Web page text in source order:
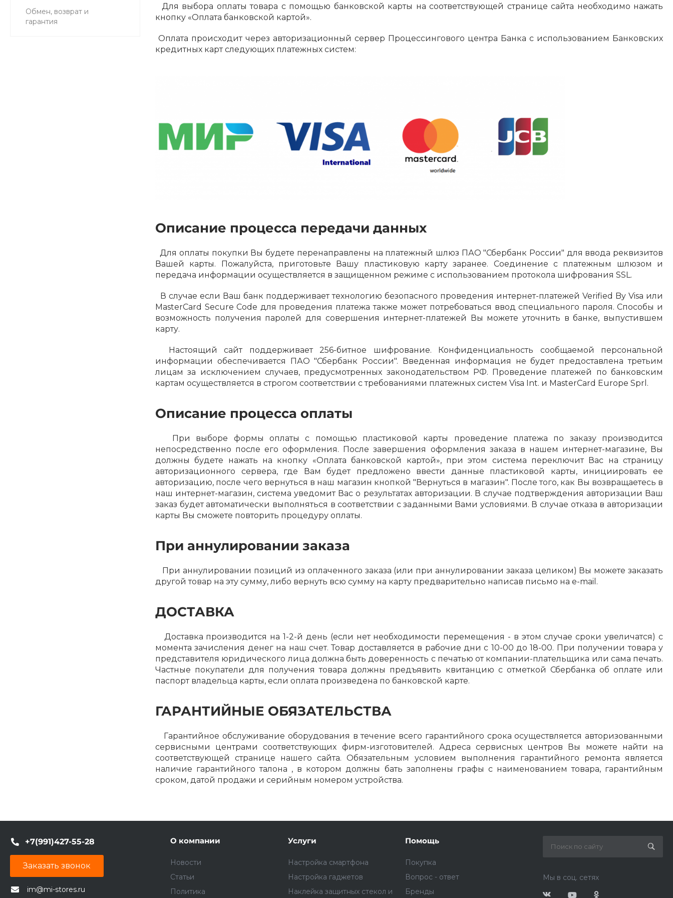
График платежей
Сегодня
25%
Оплачивайте сегодня только
% картой любого банка
Оставшиеся75 % будутсписываться
Подробнееоб оплате Плайтом
25
раз в 2
недели Остались вопросы?
8 800 302-02-51
plait.ru
Обмен, возврат и
гарантия
Для выбора оплаты товара с помощью банковской карты на соответствующей странице сайта необходимо нажать
кнопку «Оплата банковской картой».
Оплата происходит через авторизационный сервер Процессингового центра Банка с использованием Банковских
кредитных карт следующих платежных систем:
Описание процесса передачи данных
Для оплаты покупки Вы будете перенаправлены на платежный шлюз ПАО "Сбербанк России" для ввода реквизитов
Вашей карты. Пожалуйста, приготовьте Вашу пластиковую карту заранее. Соединение с платежным шлюзом и
передача информации осуществляется в защищенном режиме с использованием протокола шифрования SSL.
В случае если Ваш банк поддерживает технологию безопасного проведения интернет-платежей Verified By Visa или
MasterCard Secure Code для проведения платежа также может потребоваться ввод специального пароля. Способы и
возможность получения паролей для совершения интернет-платежей Вы можете уточнить в банке, выпустившем
карту.
Настоящий сайт поддерживает 256-битное шифрование. Конфиденциальность сообщаемой персональной
информации обеспечивается ПАО "Сбербанк России". Введенная информация не будет предоставлена третьим
лицам за исключением случаев, предусмотренных законодательством РФ. Проведение платежей по банковским
картам осуществляется в строгом соответствии с требованиями платежных систем Visa Int. и MasterCard Europe Sprl.
Описание процесса оплаты
При выборе формы оплаты с помощью пластиковой карты проведение платежа по заказу производится
непосредственно после его оформления. После завершения оформления заказа в нашем интернет-магазине, Вы
должны будете нажать на кнопку «Оплата банковской картой», при этом система переключит Вас на страницу
авторизационного сервера, где Вам будет предложено ввести данные пластиковой карты, инициировать ее
авторизацию, после чего вернуться в наш магазин кнопкой "Вернуться в магазин". После того, как Вы возвращаетесь в
наш интернет-магазин, система уведомит Вас о результатах авторизации. В случае подтверждения авторизации Ваш
заказ будет автоматически выполняться в соответствии с заданными Вами условиями. В случае отказа в авторизации
карты Вы сможете повторить процедуру оплаты.
При аннулировании заказа
При аннулировании позиций из оплаченного заказа (или при аннулировании заказа целиком) Вы можете заказать
другой товар на эту сумму, либо вернуть всю сумму на карту предварительно написав письмо на e-mail.
ДОСТАВКА
Доставка производится на 1-2-й день (если нет необходимости перемещения - в этом случае сроки увеличатся) с
момента зачисления денег на наш счет. Товар доставляется в рабочие дни с 10-00 до 18-00. При получении товара у
представителя юридического лица должна быть доверенность с печатью от компании-плательщика или сама печать.
Частные покупатели для получения товара должны предъявить квитанцию с отметкой Сбербанка об оплате или
паспорт владельца карты, если оплата произведена по банковской карте.
ГАРАНТИЙНЫЕ ОБЯЗАТЕЛЬСТВА
Гарантийное обслуживание оборудования в течение всего гарантийного срока осуществляется авторизованными
сервисными центрами соответствующих фирм-изготовителей. Адреса сервисных центров Вы можете найти на
соответствующей странице нашего сайта. Обязательным условием выполнения гарантийного ремонта является
наличие гарантийного талона , в котором должны бать заполнены графы с наименованием товара, гарантийным
сроком, датой продажи и серийным номером устройства.
+7(991)427-55-28
Заказать звонок
im@mi-stores.ru
О компании
Новости
Статьи
Политика
Услуги
Настройка смартфона
Настройка гаджетов
Наклейка защитных стекол и
Помощь
Покупка
Вопрос - ответ
Бренды
Мы в соц. сетях